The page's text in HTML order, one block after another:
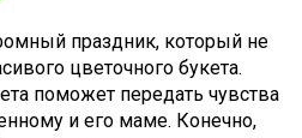
праздник, который не
цветочного букета.
поможет передать чувства
и его маме. Конечно,